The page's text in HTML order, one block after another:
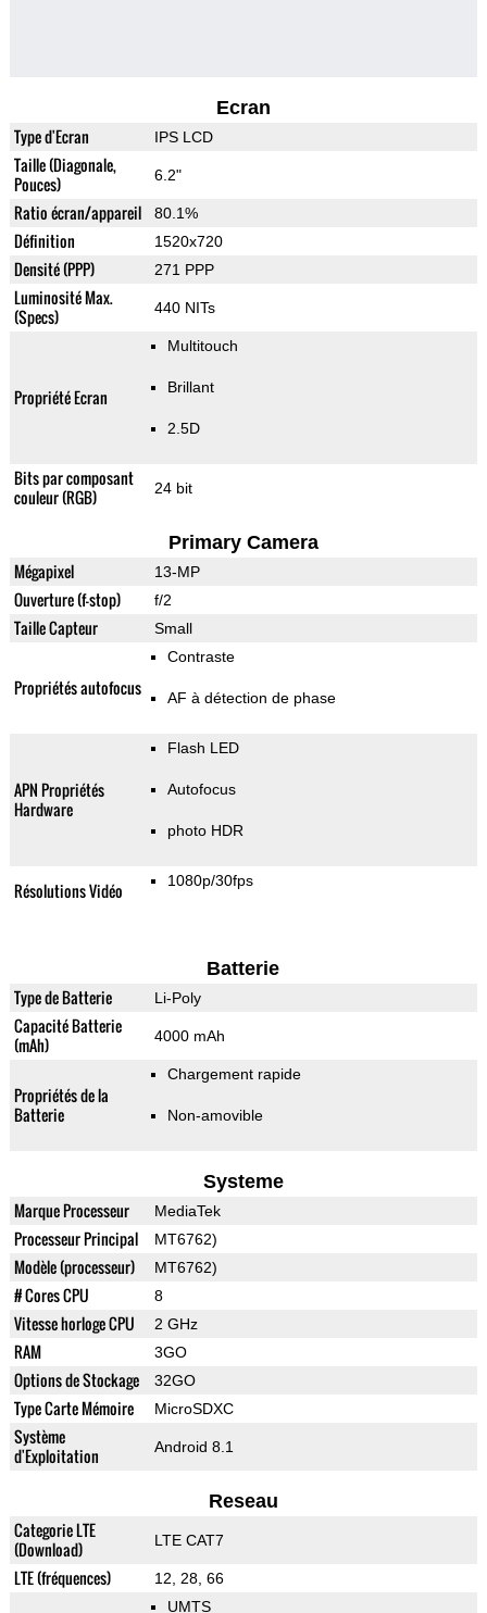
Ecran
Type d'Ecran IPS LCD
Taille (Diagonale,
Pouces)
6.2"
Ratio écran/appareil 80.1%
Définition 1520x720
Densité (PPP) 271 PPP
Luminosité Max.
(Specs)
440 NITs
Propriété Ecran
Multitouch
Brillant
2.5D
Bits par composant
couleur (RGB)
24 bit
Primary Camera
Mégapixel 13-MP
Ouverture (f-stop) f/2
Taille Capteur Small
Propriétés autofocus
Contraste
AF à détection de phase
APN Propriétés
Hardware
Flash LED
Autofocus
photo HDR
Résolutions Vidéo 1080p/30fps
Batterie
Type de Batterie Li-Poly
Capacité Batterie
(mAh)
4000 mAh
Propriétés de la
Batterie
Chargement rapide
Non-amovible
Systeme
Marque Processeur MediaTek
Processeur Principal MT6762)
Modèle (processeur) MT6762)
# Cores CPU 8
Vitesse horloge CPU 2 GHz
RAM 3GO
Options de Stockage 32GO
Type Carte Mémoire MicroSDXC
Système
d'Exploitation
Android 8.1
Reseau
Categorie LTE
(Download)
LTE CAT7
LTE (fréquences)
12, 28, 66
UMTS